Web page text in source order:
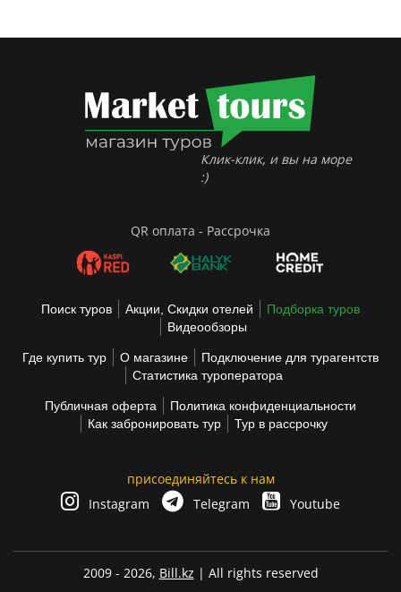
Клик-клик, и вы на море
:)
QR оплата - Рассрочка
Поиск туров Акции, Скидки отелей
Подборка туров
Видеообзоры
Где купить тур О магазине
Подключение для турагентств
Статистика туроператора
Публичная оферта
Политика конфиденциальности
Как забронировать тур
Тур в рассрочку
присоединяйтесь к нам
Instagram
Telegram Youtube
2009 - 2026, Bill.kz | All rights reserved